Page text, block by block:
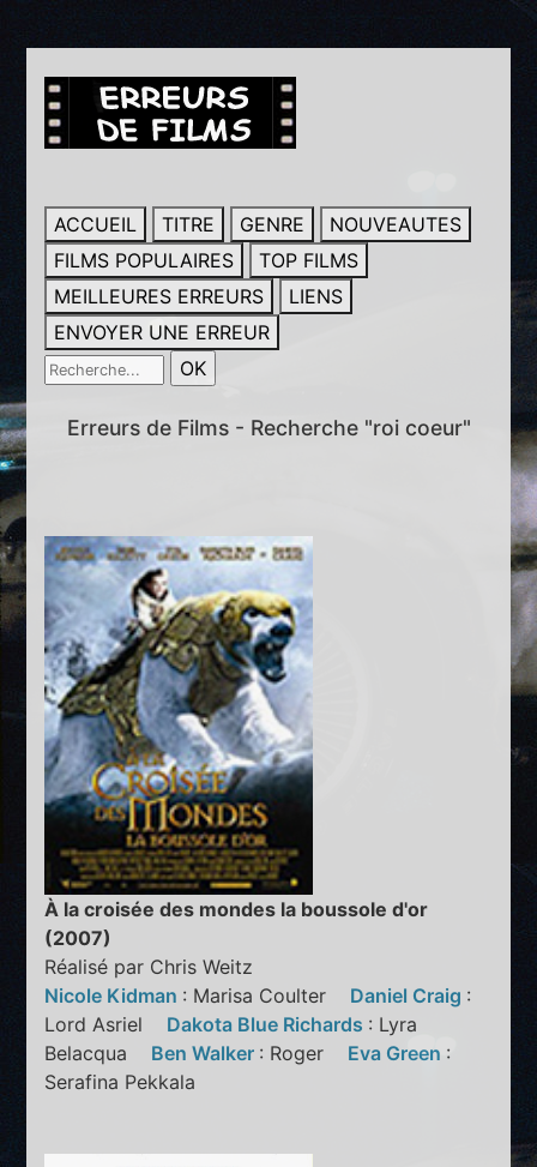
ACCUEIL TITRE GENRE
NOUVEAUTES
FILMS POPULAIRES
TOP FILMS
MEILLEURES ERREURS
LIENS
ENVOYER UNE ERREUR
Erreurs de Films - Recherche "roi coeur"
À la croisée des mondes la boussole d'or
(2007)
Réalisé par Chris Weitz
Nicole Kidman : Marisa Coulter Daniel Craig :
Lord Asriel Dakota Blue Richards : Lyra
Belacqua Ben Walker : Roger Eva Green :
Serafina Pekkala